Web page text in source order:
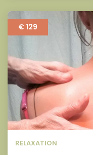
€ 129
RELAXATION